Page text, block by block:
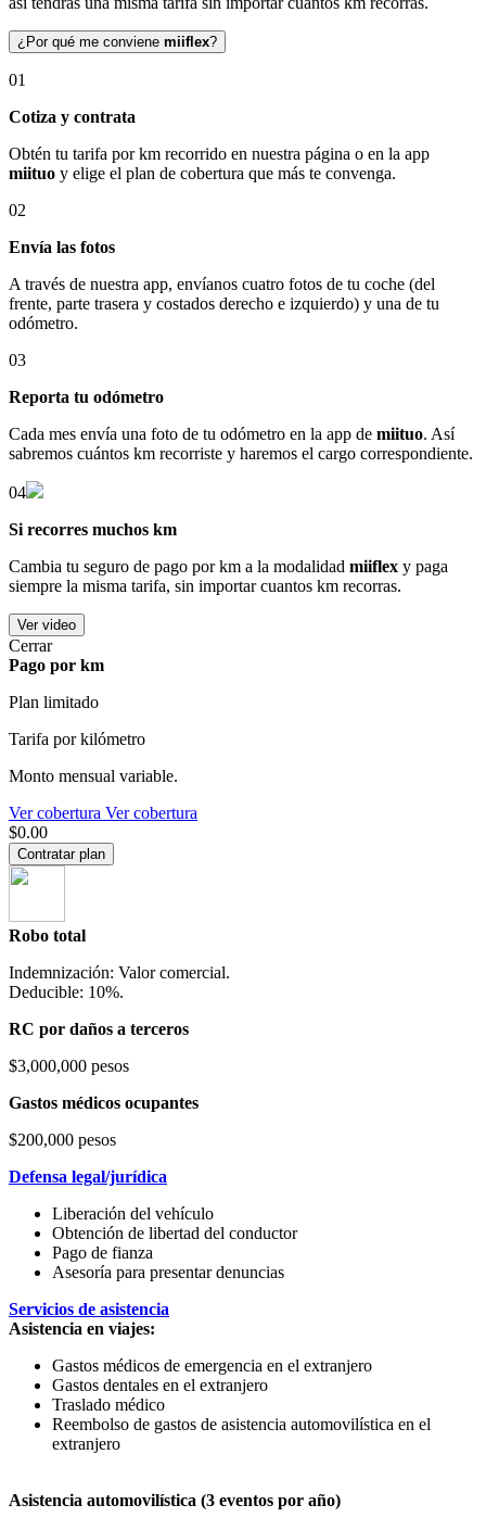
¿Por qué me conviene miiflex?
01
Cotiza y contrata
Obtén tu tarifa por km recorrido en nuestra página o en la app
miituo y elige el plan de cobertura que más te convenga.
02
Envía las fotos
A través de nuestra app, envíanos cuatro fotos de tu coche (del
frente, parte trasera y costados derecho e izquierdo) y una de tu
odómetro.
03
Reporta tu odómetro
Cada mes envía una foto de tu odómetro en la app de miituo. Así
sabremos cuántos km recorriste y haremos el cargo correspondiente.
04
Si recorres muchos km
Cambia tu seguro de pago por km a la modalidad miiflex y paga
siempre la misma tarifa, sin importar cuantos km recorras.
Ver video
Cerrar
Pago por km
Plan limitado
Tarifa por kilómetro
Monto mensual variable.
Ver cobertura Ver cobertura
$0.00
Contratar plan
Robo total
Indemnización: Valor comercial.
Deducible: 10%.
RC por daños a terceros
$3,000,000 pesos
Gastos médicos ocupantes
$200,000 pesos
Defensa legal/jurídica
Liberación del vehículo
Obtención de libertad del conductor
Pago de fianza
Asesoría para presentar denuncias
Servicios de asistencia
Asistencia en viajes:
Gastos médicos de emergencia en el extranjero
Gastos dentales en el extranjero
Traslado médico
Reembolso de gastos de asistencia automovilística en el
extranjero
Asistencia automovilística (3 eventos por año)